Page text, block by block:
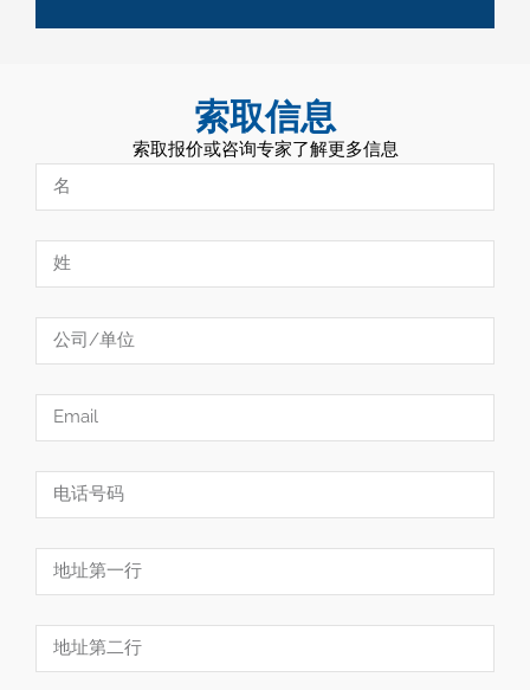
索取信息
索取报价或咨询专家了解更多信息